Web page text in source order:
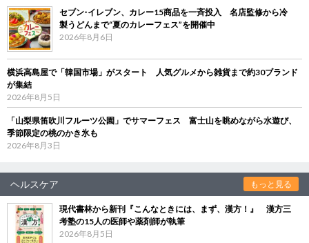
セブン‐イレブン、カレー15商品を一斉投入 名店監修から冷
製うどんまで“夏のカレーフェス”を開催中
2026年8月6日
横浜高島屋で「韓国市場」がスタート 人気グルメから雑貨まで約30ブランド
が集結
2026年8月5日
「山梨県笛吹川フルーツ公園」でサマーフェス 富士山を眺めながら水遊び、
季節限定の桃のかき氷も
2026年8月3日
ヘルスケア もっと見る
現代書林から新刊『こんなときには、まず、漢方！』 漢方三
考塾の15人の医師や薬剤師が執筆
2026年8月5日